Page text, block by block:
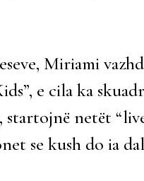
Miriami
e cila ka
netët
se kush do ia